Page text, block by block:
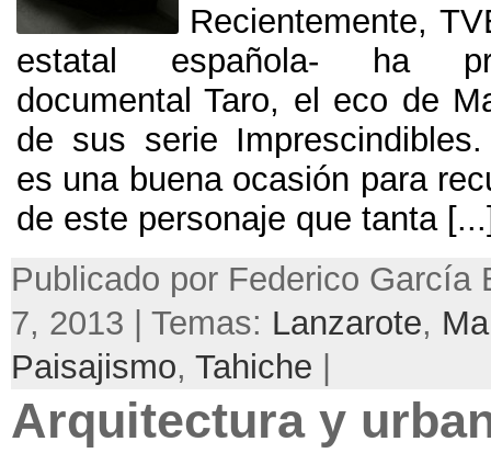
Recientemente,
estatal española- ha
documental Taro, el eco de
de sus serie
es una buena ocasión para
de este personaje que tanta
Publicado por Federico García
7, 2013 | Temas: Lanzarote,
Paisajismo, Tahiche
Arquitectura y